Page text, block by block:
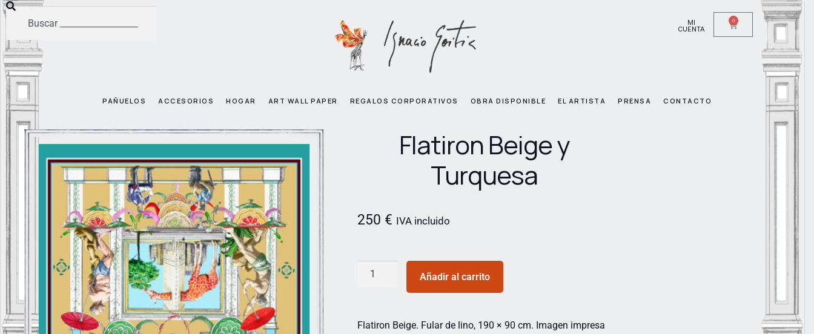
MI
CUENTA
0
PAÑUELOS ACCESORIOS HOGAR ART WALL PAPER REGALOS CORPORATIVOS OBRA DISPONIBLE EL ARTISTA PRENSA CONTACTO
Flatiron Beige y
Turquesa
250 € IVA incluido
Añadir al carrito
Flatiron Beige. Fular de lino, 190 × 90 cm. Imagen impresa